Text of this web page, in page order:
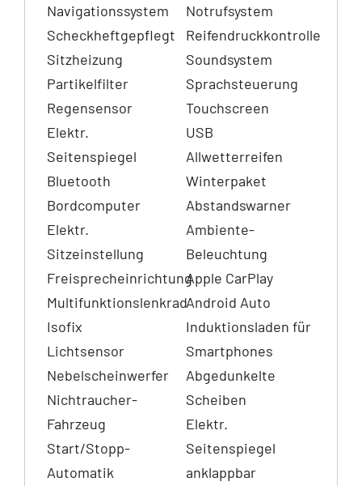
Navigationssystem
Scheckheftgepflegt
Sitzheizung
Partikelfilter
Regensensor
Elektr.
Seitenspiegel
Bluetooth
Bordcomputer
Elektr.
Sitzeinstellung
Freisprecheinrichtung
Multifunktionslenkrad
Isofix
Lichtsensor
Nebelscheinwerfer
Nichtraucher-
Fahrzeug
Start/Stopp-
Automatik
Notrufsystem
Reifendruckkontrolle
Soundsystem
Sprachsteuerung
Touchscreen
USB
Allwetterreifen
Winterpaket
Abstandswarner
Ambiente-
Beleuchtung
Apple CarPlay
Android Auto
Induktionsladen für
Smartphones
Abgedunkelte
Scheiben
Elektr.
Seitenspiegel
anklappbar